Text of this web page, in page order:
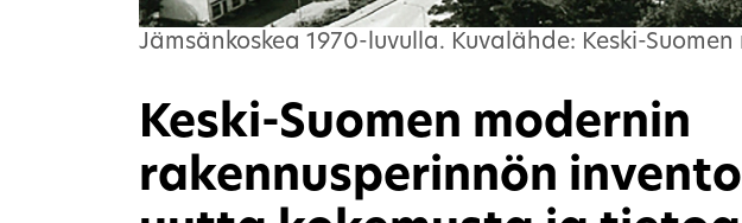
Jämsänkoskea 1970-luvulla. Kuvalähde: Keski-
Keski-Suomen modernin
rakennusperinnön